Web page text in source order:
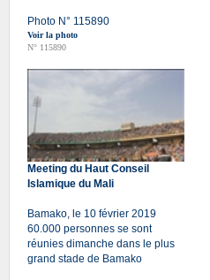
Photo N° 115890
Voir la photo
N° 115890
Meeting du Haut Conseil
Islamique du Mali
Bamako, le 10 février 2019
60.000 personnes se sont
réunies dimanche dans le plus
grand stade de Bamako